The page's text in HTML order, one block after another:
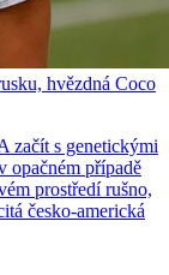
hvězdná Coco
začít s genetickými
opačném případě
prostředí rušno,
česko-americká